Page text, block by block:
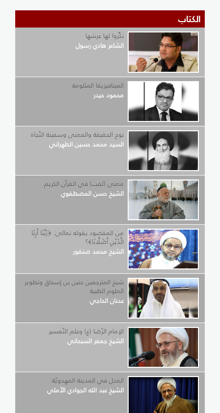
الكتاب
نكِّروا لها عرشها
الشاعر هادي رسول
الميتافيزيقا المثلومة
محمود حيدر
نوح الحقيقة والمعنى وسفينة النّجاة
السيد محمد حسين الطهراني
معنى (لفت) في القرآن الكريم
الشيخ حسن المصطفوي
من المقصود بقوله تعالى: ﴿رَبَّنَا أَرِنَا
الَّذَيْنِ أَضَلَّانَا﴾؟
الشيخ محمد صنقور
شيخ المترجمين حنين بن إسحاق وتطوير
العلوم الطبية
عدنان الحاجي
الإمام الرّضا (ع) وعلم التّفسير
الشيخ جعفر السبحاني
العدل في المدينة المهدويّة
الشيخ عبد الله الجوادي الآملي